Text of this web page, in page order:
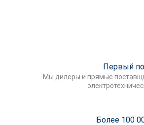
Первый
Мы дилеры и прямые
Более 100